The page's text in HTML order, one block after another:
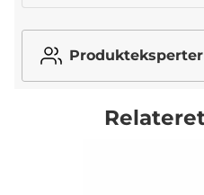
Produkteksperter